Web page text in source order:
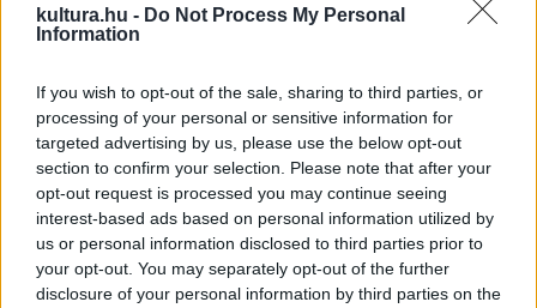
kultura.hu - Do Not Process My Personal
Information
If you wish to opt-out of the sale, sharing to third parties, or
processing of your personal or sensitive information for
targeted advertising by us, please use the below opt-out
section to confirm your selection. Please note that after your
opt-out request is processed you may continue seeing
interest-based ads based on personal information utilized by
us or personal information disclosed to third parties prior to
your opt-out. You may separately opt-out of the further
disclosure of your personal information by third parties on the
be a döntőbe. Közülük a végeredmény így alakult ki:
I. helyezett: Lombos Márton "El Marci" és barátai:Jazz utca
.
II. helyezett: Király Martina: Ballonkabát
III. helyeztt: Gitano:Brasil
Ezen túl különdíjat kapott: